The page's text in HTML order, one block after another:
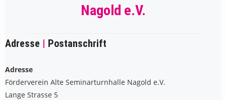
Der Verein
Kontakt
Nagold e.V.
Adresse | Postanschrift
Adresse
Förderverein Alte Seminarturnhalle Nagold e.V.
Lange Strasse 5